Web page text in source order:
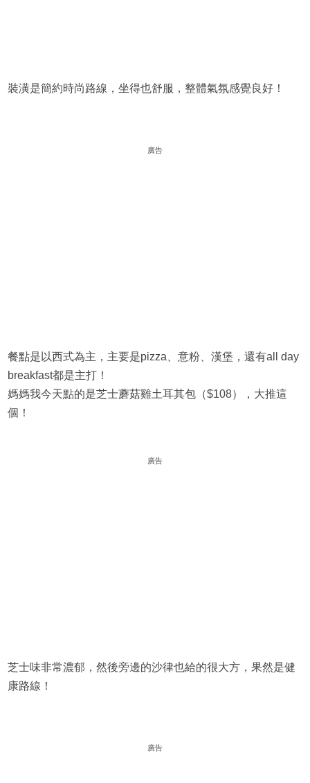
裝潢是簡約時尚路線，坐得也舒服，整體氣氛感覺良好！
廣告
餐點是以西式為主，主要是pizza、意粉、漢堡，還有all day
breakfast都是主打！
媽媽我今天點的是芝士蘑菇雞土耳其包（$108），大推這
個！
廣告
芝士味非常濃郁，然後旁邊的沙律也給的很大方，果然是健
康路線！
廣告